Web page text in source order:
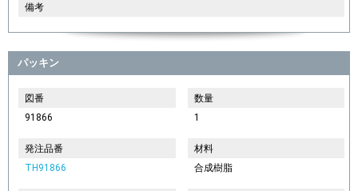
備考
パッキン
図番
91866
数量
1
発注品番
TH91866
材料
合成樹脂